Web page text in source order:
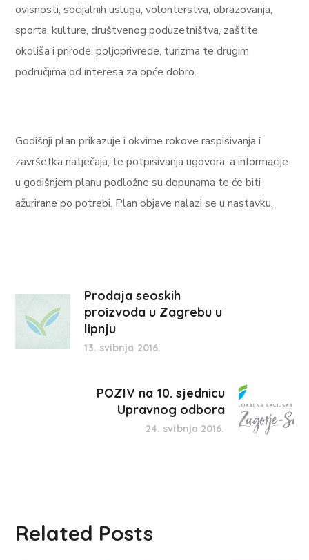
ovisnosti, socijalnih usluga, volonterstva, obrazovanja,
sporta, kulture, društvenog poduzetništva, zaštite
okoliša i prirode, poljoprivrede, turizma te drugim
područjima od interesa za opće dobro.
Godišnji plan prikazuje i okvirne rokove raspisivanja i
završetka natječaja, te potpisivanja ugovora, a informacije
u godišnjem planu podložne su dopunama te će biti
ažurirane po potrebi. Plan objave nalazi se u nastavku.
Prodaja seoskih
proizvoda u Zagrebu u
lipnju
13. svibnja 2016.
POZIV na 10. sjednicu
Upravnog odbora
24. svibnja 2016.
Related Posts